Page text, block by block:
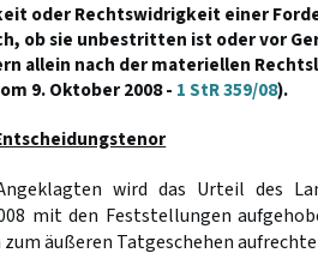
oder Rechtswidrigkeit einer
ob sie unbestritten ist oder vor
allein nach der materiellen
9. Oktober 2008 - 1 StR 359/08).
wird das Urteil des
mit den Feststellungen
äußeren Tatgeschehen